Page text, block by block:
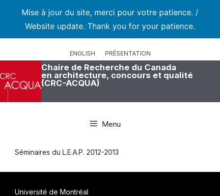
Mise à jour du site, merci pour votre patience. /
Website update. Thank you for your patience.
ENGLISH PRÉSENTATION
Chaire de Recherche du Canada
en architecture, concours et qualité
(CRC-ACQUA)
Menu
Séminaires du L.E.A.P. 2012-2013
Université de Montréal